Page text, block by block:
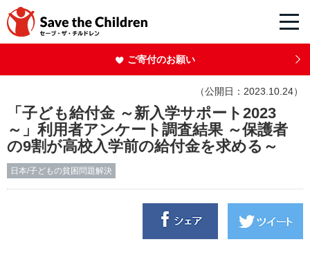
ご寄付のお願い
（公開日：2023.10.24）
「子ども給付金 ～新入学サポート2023
～」利用者アンケート調査結果 ～保護者
の9割が高校入学前の給付金を求める～
日本/子どもの貧困問題解決